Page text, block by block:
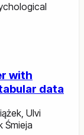
with
data
, Ulvi
Śmieja